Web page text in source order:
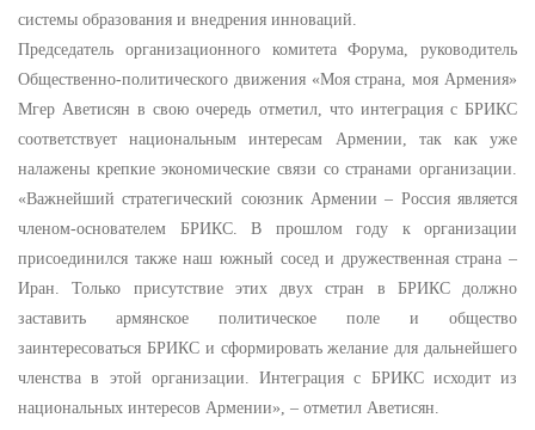
системы образования и внедрения инноваций.
Председатель организационного комитета Форума, руководитель
Общественно-политического движения «Моя страна, моя Армения»
Мгер Аветисян в свою очередь отметил, что интеграция с БРИКС
соответствует национальным интересам Армении, так как уже
налажены крепкие экономические связи со странами организации.
«Важнейший стратегический союзник Армении – Россия является
членом-основателем БРИКС. В прошлом году к организации
присоединился также наш южный сосед и дружественная страна –
Иран. Только присутствие этих двух стран в БРИКС должно
заставить армянское политическое поле и общество
заинтересоваться БРИКС и сформировать желание для дальнейшего
членства в этой организации. Интеграция с БРИКС исходит из
национальных интересов Армении», – отметил Аветисян.